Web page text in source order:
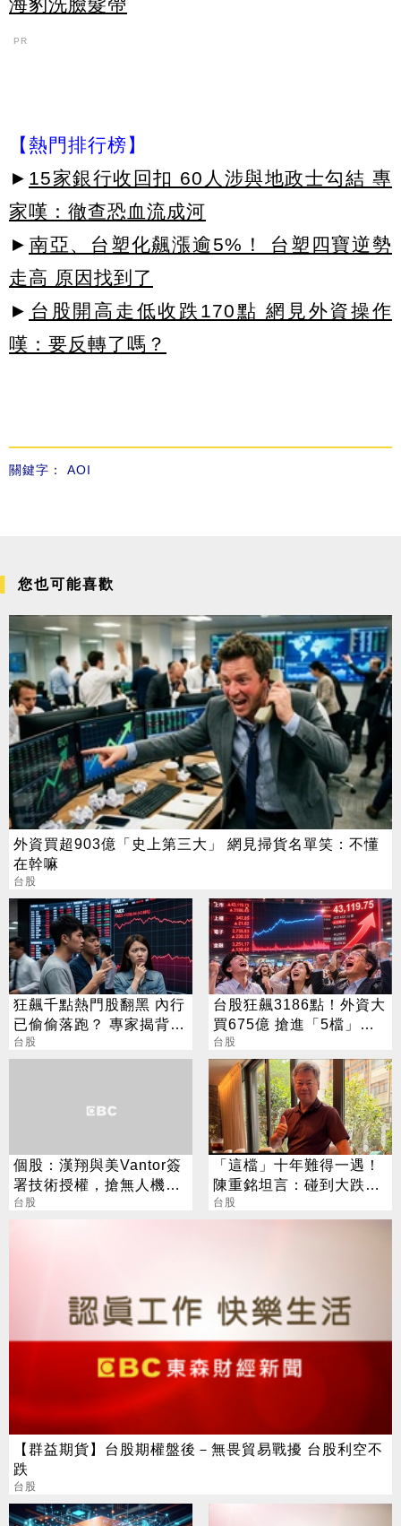
海豹洗臉髮帶
PR
【熱門排行榜】
► 15家銀行收回扣 60人涉與地政士勾結 專
家嘆：徹查恐血流成河
► 南亞、台塑化飆漲逾5%！ 台塑四寶逆勢
走高 原因找到了
► 台股開高走低收跌170點 網見外資操作
嘆：要反轉了嗎？
關鍵字： AOI
您也可能喜歡
外資買超903億「史上第三大」 網見掃貨名單笑：不懂
在幹嘛
台股
狂飆千點熱門股翻黑 內行
已偷偷落跑？ 專家揭背後
警訊
台股
台股狂飆3186點！外資大
買675億 搶進「5檔」
ETF
台股
個股：漢翔與美Vantor簽
署技術授權，搶無人機商
機，「抗干擾韌性」成亮
台股
「這檔」十年難得一遇！
陳重銘坦言：碰到大跌就
買進
台股
【群益期貨】台股期權盤後－無畏貿易戰擾 台股利空不
跌
台股